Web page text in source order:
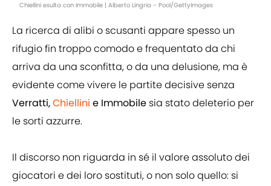
Chiellini esulta con Immobile | Alberto Lingria - Pool/GettyImages
La ricerca di alibi o scusanti appare spesso un
rifugio fin troppo comodo e frequentato da chi
arriva da una sconfitta, o da una delusione, ma è
evidente come vivere le partite decisive senza
Verratti,Chiellini e Immobile sia stato deleterio per
le sorti azzurre.
Il discorso non riguarda in sé il valore assoluto dei
giocatori e dei loro sostituti, o non solo quello: si